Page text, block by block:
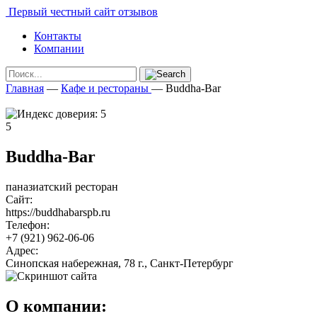
Первый честный сайт отзывов
Контакты
Компании
Главная — Кафе и рестораны — Buddha-Bar
5
Buddha-Bar
паназиатский ресторан
Сайт:
https://buddhabarspb.ru
Телефон:
+7 (921) 962-06-06
Адрес:
Синопская набережная, 78 г., Санкт-Петербург
О компании: